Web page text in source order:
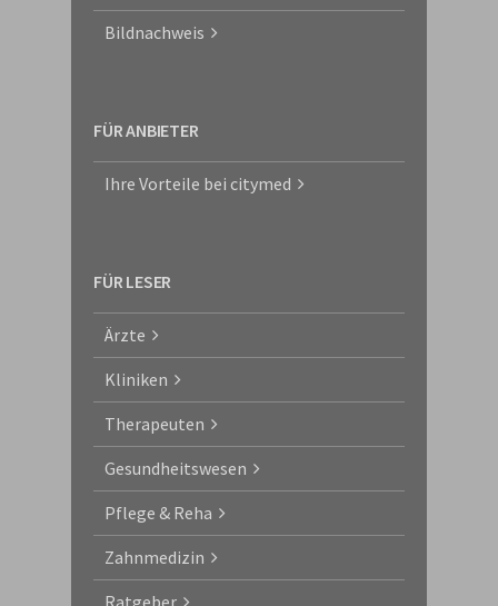
Bildnachweis
FÜR ANBIETER
Ihre Vorteile bei citymed
FÜR LESER
Ärzte
Kliniken
Therapeuten
Gesundheitswesen
Pflege & Reha
Zahnmedizin
Ratgeber